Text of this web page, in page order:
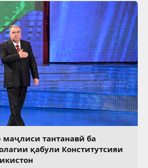
маҷлиси тантанавӣ ба
қабули Конститутсияи